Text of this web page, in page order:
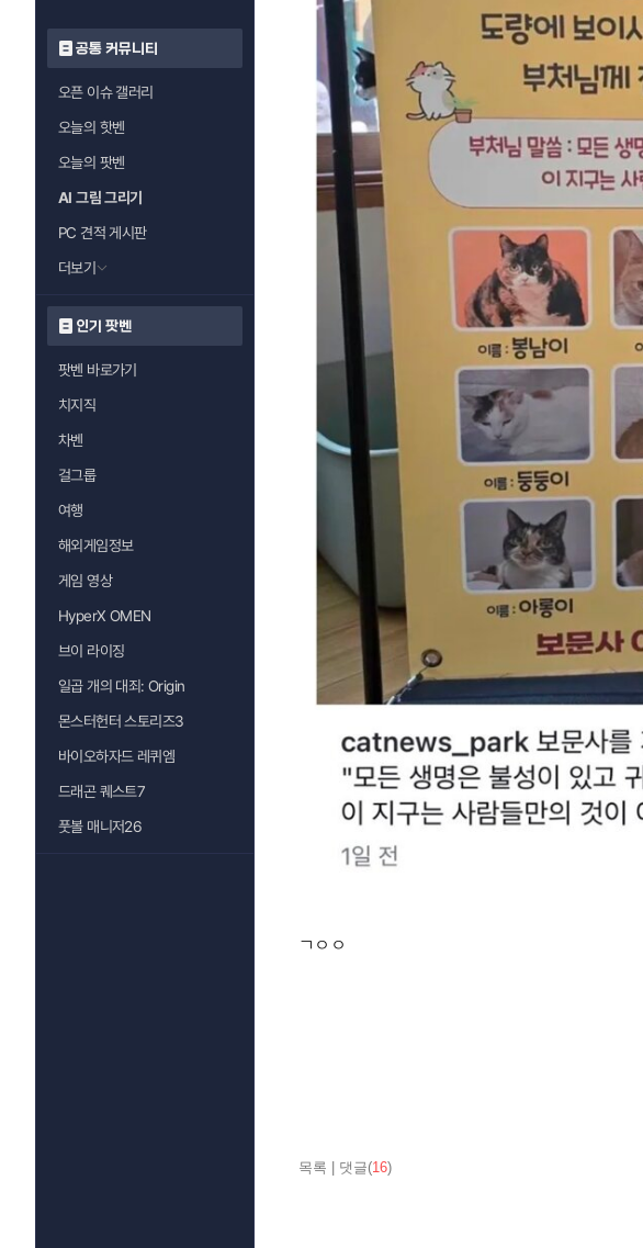
공통 커뮤니티
오픈 이슈 갤러리
오늘의 핫벤
오늘의 팟벤
AI 그림 그리기
PC 견적 게시판
더보기
인기 팟벤
팟벤 바로가기
치지직
차벤
걸그룹
여행
해외게임정보
게임 영상
HyperX OMEN
브이 라이징
일곱 개의 대죄: Origin
몬스터헌터 스토리즈3
바이오하자드 레퀴엠
드래곤 퀘스트7
풋볼 매니저26
ㄱㅇㅇ
목록 댓글(16)